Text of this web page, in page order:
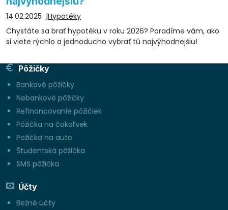
14.02.2025
Hypotéky
Chystáte sa brať hypotéku v roku 2026? Poradíme vám, ako
si viete rýchlo a jednoducho vybrať tú najvýhodnejšiu!
Pôžičky
Bankové pôžičky
Nebankové pôžičky
Refinancovanie pôžičiek
Pôžička na čokoľvek
Požička na auto
Študentská pôžička
SMS pôžička
Účty
Bežné účty